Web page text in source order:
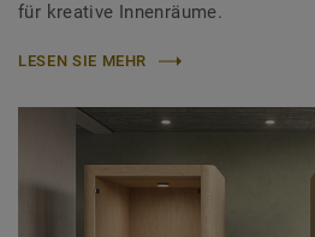
für kreative Innenräume.
LESEN SIE MEHR